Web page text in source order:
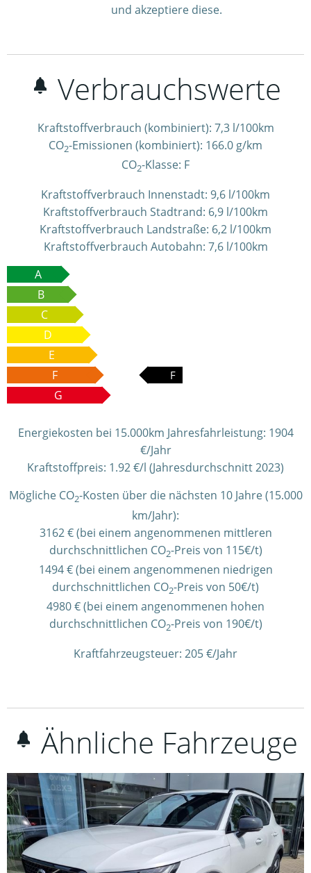
und akzeptiere diese.
Verbrauchswerte
Kraftstoffverbrauch (kombiniert): 7,3 l/100km
CO2-Emissionen (kombiniert): 166.0 g/km
CO2-Klasse: F
Kraftstoffverbrauch Innenstadt: 9,6 l/100km
Kraftstoffverbrauch Stadtrand: 6,9 l/100km
Kraftstoffverbrauch Landstraße: 6,2 l/100km
Kraftstoffverbrauch Autobahn: 7,6 l/100km
A
B
C
D
E
F
F
G
Energiekosten bei 15.000km Jahresfahrleistung: 1904
€/Jahr
Kraftstoffpreis: 1.92 €/l (Jahresdurchschnitt 2023)
Mögliche CO2-Kosten über die nächsten 10 Jahre (15.000
km/Jahr):
3162 € (bei einem angenommenen mittleren
durchschnittlichen CO2-Preis von 115€/t)
1494 € (bei einem angenommenen niedrigen
durchschnittlichen CO2-Preis von 50€/t)
4980 € (bei einem angenommenen hohen
durchschnittlichen CO2-Preis von 190€/t)
Kraftfahrzeugsteuer: 205 €/Jahr
Ähnliche Fahrzeuge